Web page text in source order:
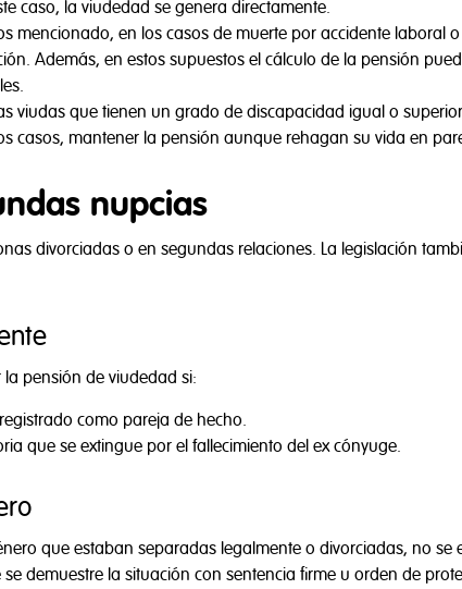
caso, la viudedad se genera directamente.
mencionado, en los casos de muerte por accidente laboral
Además, en estos supuestos el cálculo de la pensión
viudas que tienen un grado de discapacidad igual o
casos, mantener la pensión aunque rehagan su vida en
nupcias
divorciadas o en segundas relaciones. La legislación
pensión de viudedad si:
como pareja de hecho.
que se extingue por el fallecimiento del ex cónyuge.
que estaban separadas legalmente o divorciadas, no se
demuestre la situación con sentencia firme u orden de